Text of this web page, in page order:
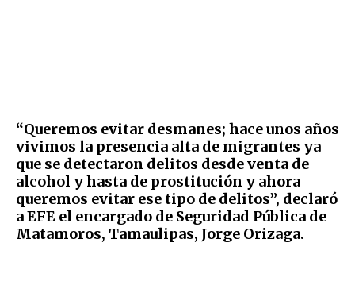
“Queremos evitar desmanes; hace unos años
vivimos la presencia alta de migrantes ya
que se detectaron delitos desde venta de
alcohol y hasta de prostitución y ahora
queremos evitar ese tipo de delitos”, declaró
a EFE el encargado de Seguridad Pública de
Matamoros, Tamaulipas, Jorge Orizaga.